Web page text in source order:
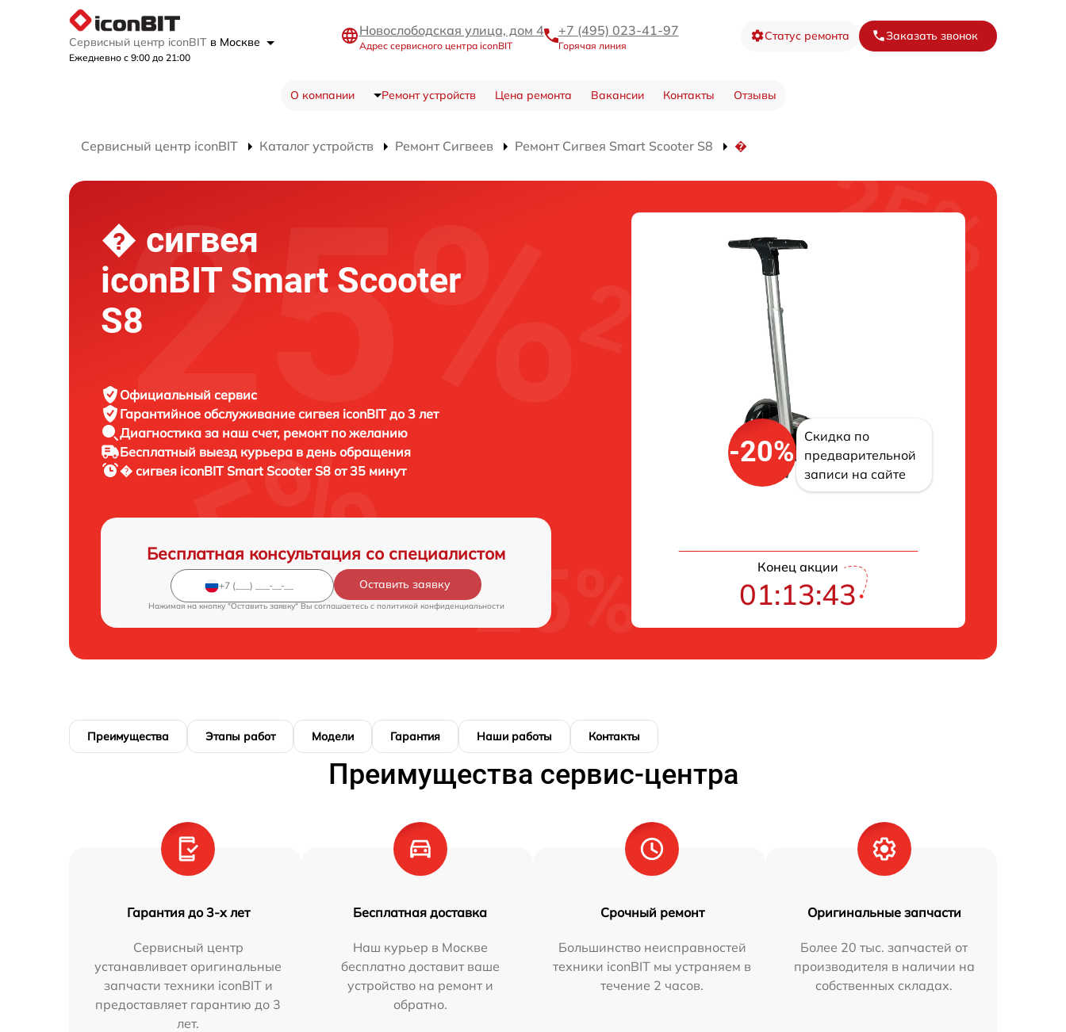
Сервисный центр iconBIT в Москве
Ежедневно с 9:00 до 21:00
Новослободская улица, дом 4
Адрес сервисного центра iconBIT
+7 (495) 023-41-97
Горячая линия
Статус ремонта Заказать звонок
О компании Ремонт устройств Цена ремонта Вакансии Контакты Отзывы
Сервисный центр iconBIT Каталог устройств Ремонт Сигвеев Ремонт Сигвея Smart Scooter S8 �
� сигвея
iconBIT Smart Scooter
S8
Официальный сервис
Гарантийное обслуживание сигвея iconBIT до 3 лет
Диагностика за наш счет, ремонт по желанию
Бесплатный выезд курьера в день обращения
� сигвея iconBIT Smart Scooter S8 от 35 минут
Бесплатная консультация со специалистом
Оставить заявку
Нажимая на кнопку "Оставить заявку" Вы соглашаетесь c политикой конфиденциальности
-20%
Скидка по
предварительной
записи на сайте
Конец акции
01:13:42
Преимущества Этапы работ Модели Гарантия Наши работы Контакты
Преимущества сервис-центра
Гарантия до 3-х лет
Сервисный центр
устанавливает оригинальные
запчасти техники iconBIT и
предоставляет гарантию до 3
лет.
Бесплатная доставка
Наш курьер в Москве
бесплатно доставит ваше
устройство на ремонт и
обратно.
Срочный ремонт
Большинство неисправностей
техники iconBIT мы устраняем в
течение 2 часов.
Оригинальные запчасти
Более 20 тыс. запчастей от
производителя в наличии на
собственных складах.